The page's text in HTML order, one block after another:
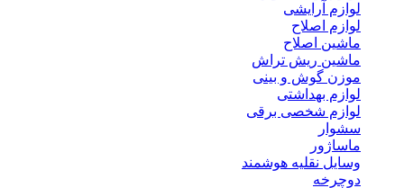
لوازم آرایشی
لوازم اصلاح
ماشین اصلاح
ماشین ریش تراش
موزن گوش و بینی
لوازم بهداشتی
لوازم شخصی برقی
سشوار
ماساژور
وسایل نقلیه هوشمند
دوچرخه